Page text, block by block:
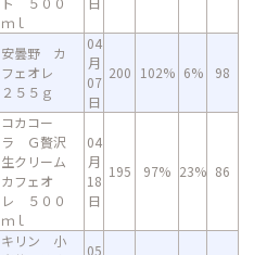
ｍｌ
安曇野 カ
フェオレ
２５５ｇ
04
月
07
日
200 102% 6% 98
コカコー
ラ Ｇ贅沢
生クリーム
カフェオ
レ ５００
ｍｌ
04
月
18
日
195 97% 23% 86
キリン 小
05